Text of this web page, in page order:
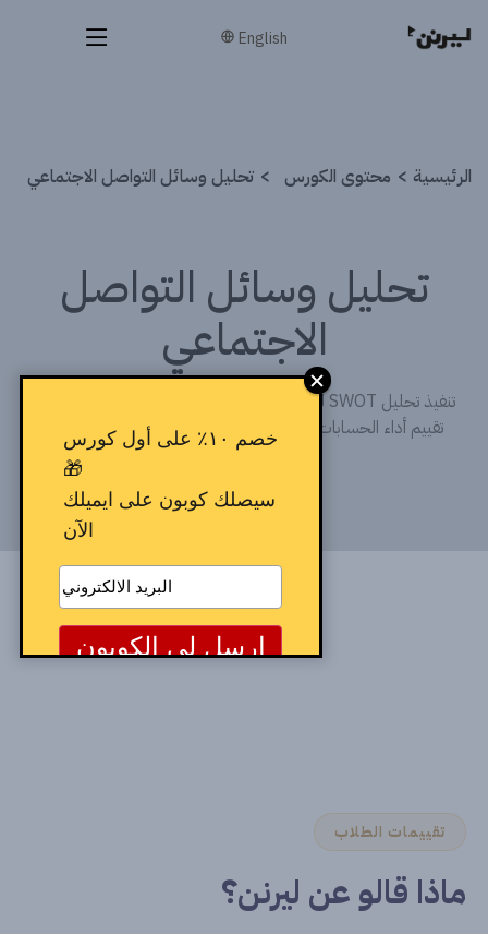
English
الرئيسية محتوى الكورس تحليل وسائل التواصل الاجتماعي
تحليل وسائل التواصل
الاجتماعي
تنفيذ تحليل SWOT للعلامة التجارية - تحليل السوق والمنافسين -
تقييم أداء الحسابات - قياس التفاعل وبناء المجتمعات الرقمية.
تقييمات الطلاب
ماذا قالو عن ليرنن؟
خصم ١٠٪ على أول كورس
🎁
سيصلك كوبون على ايميلك
الآن